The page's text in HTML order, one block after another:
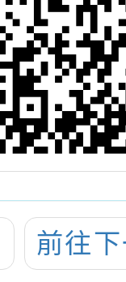
前往